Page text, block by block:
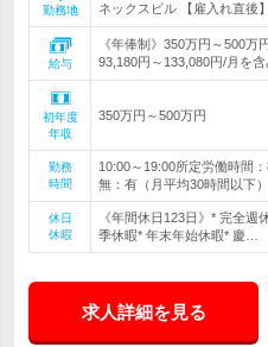
勤務地
ネックスビル 【雇入れ直後
給与
《年俸制》350万円～500
93,180円～133,080円/月を
初年度
年収
350万円～500万円
勤務
時間
10:00～19:00所定労働時間
無：有（月平均30時間以下）
休日
休暇
《年間休日123日》* 完全週
季休暇* 年末年始休暇* 慶…
求人詳細を見る